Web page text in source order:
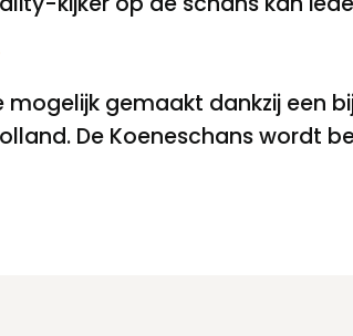
gemaakt dankzij een
De Koeneschans wordt